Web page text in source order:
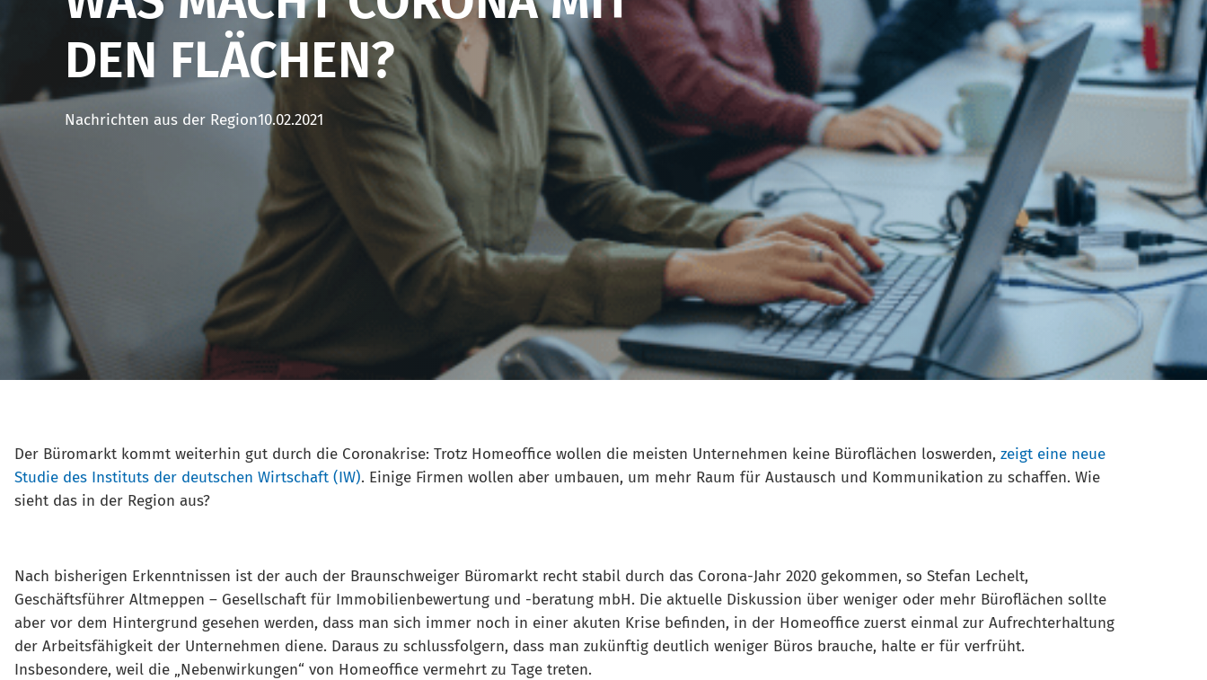
DEN FLÄCHEN?
Nachrichten aus der Region10.02.2021
Der Büromarkt kommt weiterhin gut durch die Coronakrise: Trotz Homeoffice wollen die meisten Unternehmen keine Büroflächen loswerden, zeigt eine neue
Studie des Instituts der deutschen Wirtschaft (IW). Einige Firmen wollen aber umbauen, um mehr Raum für Austausch und Kommunikation zu schaffen. Wie
sieht das in der Region aus?
Nach bisherigen Erkenntnissen ist der auch der Braunschweiger Büromarkt recht stabil durch das Corona-Jahr 2020 gekommen, so Stefan Lechelt,
Geschäftsführer Altmeppen – Gesellschaft für Immobilienbewertung und -beratung mbH. Die aktuelle Diskussion über weniger oder mehr Büroflächen sollte
aber vor dem Hintergrund gesehen werden, dass man sich immer noch in einer akuten Krise befinden, in der Homeoffice zuerst einmal zur Aufrechterhaltung
der Arbeitsfähigkeit der Unternehmen diene. Daraus zu schlussfolgern, dass man zukünftig deutlich weniger Büros brauche, halte er für verfrüht.
Insbesondere, weil die „Nebenwirkungen“ von Homeoffice vermehrt zu Tage treten.